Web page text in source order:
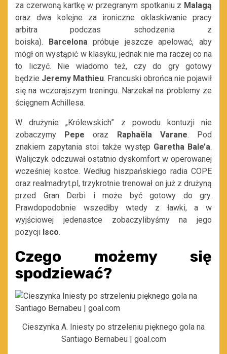
za czerwoną kartkę w przegranym spotkaniu z Malagą
oraz dwa kolejne za ironiczne oklaskiwanie pracy
arbitra podczas schodzenia z
boiska).
Barcelonapróbuje jeszcze apelować, aby
mógł on wystąpić w klasyku, jednak nie ma raczej co na
to liczyć. Nie wiadomo też, czy do gry gotowy
będzie Jeremy Mathieu. Francuski obrońca nie pojawił
się na wczorajszym treningu. Narzekał na problemy ze
ścięgnem Achillesa.
W drużynie „Królewskich” z powodu kontuzji nie
zobaczymy
Pepeoraz Raphaëla Varane. Pod
znakiem zapytania stoi także występ Garetha Bale’a.
Walijczyk odczuwał ostatnio dyskomfort w operowanej
wcześniej kostce. Według hiszpańskiego radia COPE
oraz realmadryt.pl, trzykrotnie trenował on już z drużyną
przed Gran Derbi i może być gotowy do gry.
Prawdopodobnie wszedłby wtedy z ławki, a w
wyjściowej jedenastce zobaczylibyśmy na jego
pozycji Isco.
Czego możemy się
spodziewać?
Cieszynka A. Iniesty po strzeleniu pięknego gola na
Santiago Bernabeu | goal.com